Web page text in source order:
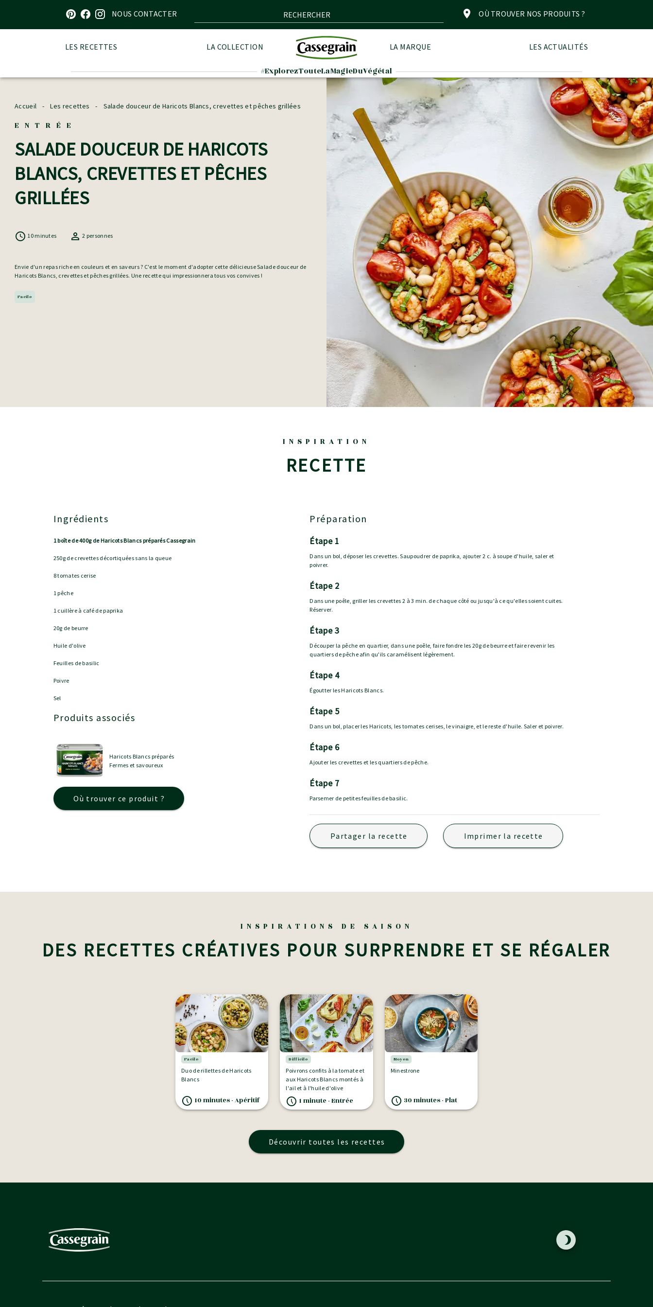
Visitez notre page sur Pinterest
Visitez notre page sur Facebook
Visitez notre page sur Instagram
NOUS CONTACTER RECHERCHER OÙ TROUVER NOS PRODUITS ?
LES RECETTES LA COLLECTION LA MARQUE LES ACTUALITÉS
#ExplorezTouteLaMagieDuVégétal
Accueil - Les recettes - Salade douceur de Haricots Blancs, crevettes et pêches grillées
ENTRÉE
SALADE DOUCEUR DE HARICOTS
BLANCS, CREVETTES ET PÊCHES
GRILLÉES
10 minutes 2 personnes
Envie d'un repas riche en couleurs et en saveurs ? C'est le moment d'adopter cette délicieuse Salade douceur de
Haricots Blancs, crevettes et pêches grillées. Une recette qui impressionnera tous vos convives !
Facile
INSPIRATION
RECETTE
Ingrédients
1 boîte de 400g de Haricots Blancs préparés Cassegrain
250g de crevettes décortiquées sans la queue
8 tomates cerise
1 pêche
1 cuillère à café de paprika
20g de beurre
Huile d'olive
Feuilles de basilic
Poivre
Sel
Produits associés
Haricots Blancs préparés
Fermes et savoureux
Où trouver ce produit ?
Préparation
étape 1
Dans un bol, déposer les crevettes. Saupoudrer de paprika, ajouter 2 c. à soupe d'huile, saler et
poivrer.
étape 2
Dans une poêle, griller les crevettes 2 à 3 min. de chaque côté ou jusqu'à ce qu'elles soient cuites.
Réserver.
étape 3
Découper la pêche en quartier, dans une poêle, faire fondre les 20g de beurre et faire revenir les
quartiers de pêche afin qu'ils caramélisent légèrement.
étape 4
Égoutter les Haricots Blancs.
étape 5
Dans un bol, placer les Haricots, les tomates cerises, le vinaigre, et le reste d'huile. Saler et poivrer.
étape 6
Ajouter les crevettes et les quartiers de pêche.
étape 7
Parsemer de petites feuilles de basilic.
Partager la recette Imprimer la recette
INSPIRATIONS DE SAISON
DES RECETTES CRÉATIVES POUR SURPRENDRE ET SE RÉGALER
Facile
Duo de rillettes de Haricots
Blancs
10 minutes - Apéritif
Difficile
Poivrons confits à la tomate et
aux Haricots Blancs montés à
l'ail et à l'huile d'olive
1 minute - Entrée
Moyen
Minestrone
30 minutes - Plat
Découvrir toutes les recettes